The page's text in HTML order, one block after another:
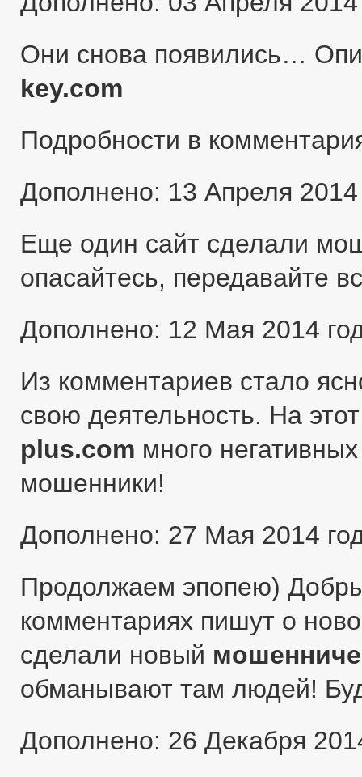
Они снова появились…
key.com
Подробности в
Дополнено: 13 Апреля 2014
Еще один сайт сделали
опасайтесь, передавайте
Дополнено: 12 Мая 2014
Из комментариев стало
свою деятельность. На
plus.com много
мошенники!
Дополнено: 27 Мая 2014
Продолжаем эпопею)
комментариях пишут о
сделали новый
обманывают там людей!
Дополнено: 26 Декабря